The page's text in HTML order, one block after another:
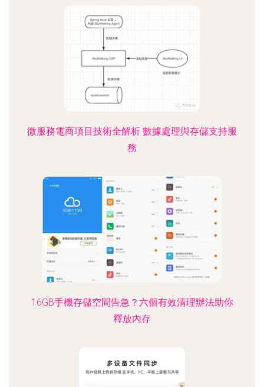
微服務電商項目技術全解析 數據處理與存儲支持服
務
16GB手機存儲空間告急？六個有效清理辦法助你
釋放內存